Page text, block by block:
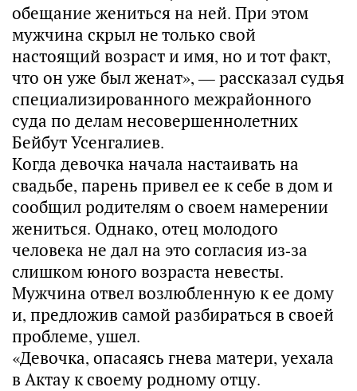
обещание жениться на ней. При этом
мужчина скрыл не только свой
настоящий возраст и имя, но и тот факт,
что он уже был женат», — рассказал судья
специализированного межрайонного
суда по делам несовершеннолетних
Бейбут Усенгалиев.
Когда девочка начала настаивать на
свадьбе, парень привел ее к себе в дом и
сообщил родителям о своем намерении
жениться. Однако, отец молодого
человека не дал на это согласия из-за
слишком юного возраста невесты.
Мужчина отвел возлюбленную к ее дому
и, предложив самой разбираться в своей
проблеме, ушел.
«Девочка, опасаясь гнева матери, уехала
в Актау к своему родному отцу.